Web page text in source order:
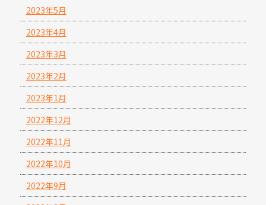
2023年5月
2023年4月
2023年3月
2023年2月
2023年1月
2022年12月
2022年11月
2022年10月
2022年9月